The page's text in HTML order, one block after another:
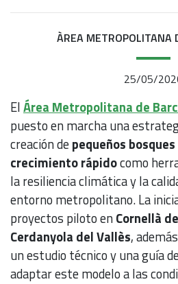
ÀREA METROPOLITANA
25/05/
ElÁrea Metropolitana de
puesto en marcha una
creación depequeños
crecimiento rápidocomo
la resiliencia climática y la
entorno metropolitano. La
proyectos piloto enCornellà
Cerdanyola del Vallès,
un estudio técnico y una guía
adaptar este modelo a las